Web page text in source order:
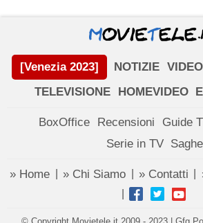
[Venezia 2023] NOTIZIE VIDEO
TELEVISIONE
HOMEVIDEO
BoxOffice Recensioni Guide
Serie in TV Saghe
» Home » Chi Siamo » Contatti